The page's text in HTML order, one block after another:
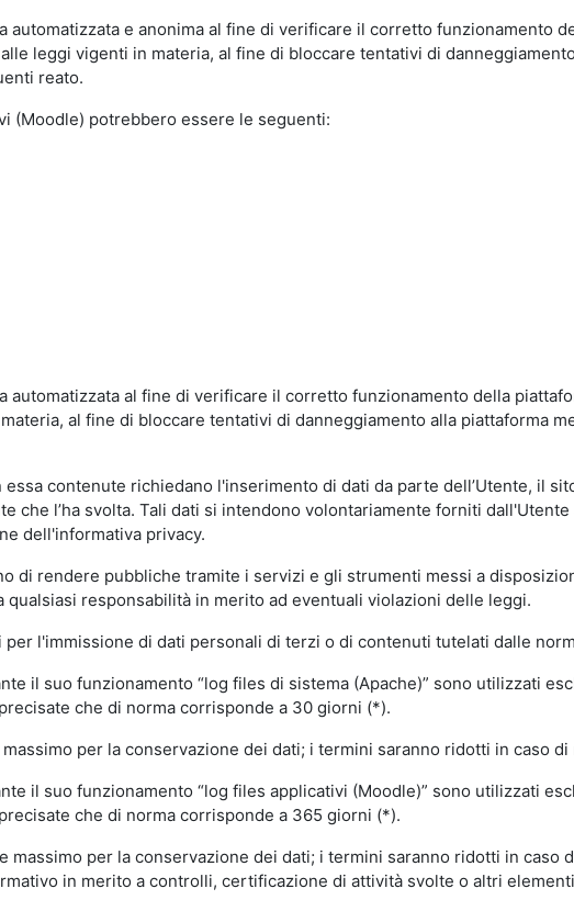
e anonima al fine di verificare il corretto funzionamento
leggi vigenti in materia, al fine di bloccare tentativi di
reato.
(Moodle) potrebbero essere le seguenti:
automatizzata al fine di verificare il corretto funzionamento della
al fine di bloccare tentativi di danneggiamento alla piattaforma
contenute richiedano l'inserimento di dati da parte dell’Utente, il
che l’ha svolta. Tali dati si intendono volontariamente forniti
dell'informativa privacy.
di rendere pubbliche tramite i servizi e gli strumenti messi a
responsabilità in merito ad eventuali violazioni delle leggi.
l'immissione di dati personali di terzi o di contenuti tutelati dalle
il suo funzionamento “log files di sistema (Apache)” sono utilizzati
che di norma corrisponde a 30 giorni (*).
per la conservazione dei dati; i termini saranno ridotti in caso
il suo funzionamento “log files applicativi (Moodle)” sono utilizzati
che di norma corrisponde a 365 giorni (*).
per la conservazione dei dati; i termini saranno ridotti in caso
in merito a controlli, certificazione di attività svolte o altri